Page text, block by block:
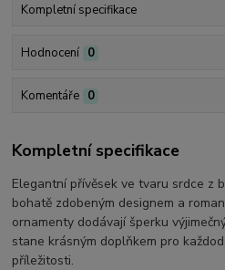
Kompletní specifikace
Hodnocení 0
Komentáře 0
Kompletní specifikace
Elegantní přívěsek ve tvaru srdce z
bohatě zdobeným designem a
ornamenty dodávají šperku
stane krásným doplňkem pro
příležitosti.